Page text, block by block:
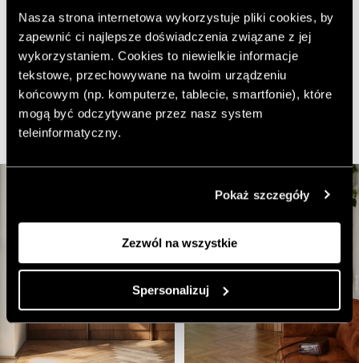
Nasza strona internetowa wykorzystuje pliki cookies, by
zapewnić ci najlepsze doświadczenia związane z jej
wykorzystaniem. Cookies to niewielkie informacje
tekstowe, przechowywane na twoim urządzeniu
końcowym (np. komputerze, tablecie, smartfonie), które
mogą być odczytywane przez nasz system
teleinformatyczny.
Pokaż szczegóły
Zezwól na wszystkie
Spersonalizuj
salonemkrzesła od mdd officemają prosty kształt
przypominający krzesła stanowiące umeblowanie biura.
Doskonale jednak odnajdują się w przestrzeni, która
ujmuje naturalnymi materiałami i kolorami. Wzrok
przyciąga także stół jadalniany od G-plan i plakaty
Iwony Martynowskiej.